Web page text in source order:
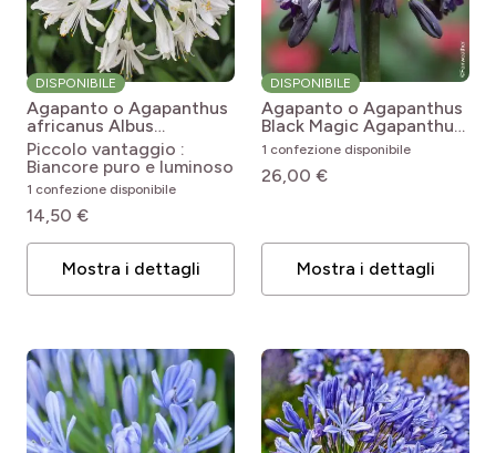
DISPONIBILE
Agapanto o Agapanthus
africanus Albus
Agapanthus umbellatus
Albus
Piccolo vantaggio :
Biancore puro e luminoso
1 confezione disponibile
14,50 €
Mostra i dettagli
DISPONIBILE
Agapanto o Agapanthus
Black Magic Agapanthus
inapertus subsp.
pendulus Black Magic
1 confezione disponibile
26,00 €
Mostra i dettagli